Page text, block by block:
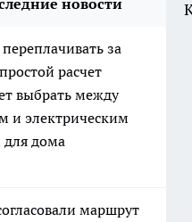
за
расчет
выбрать между
и электрическим
для дома
маршрут